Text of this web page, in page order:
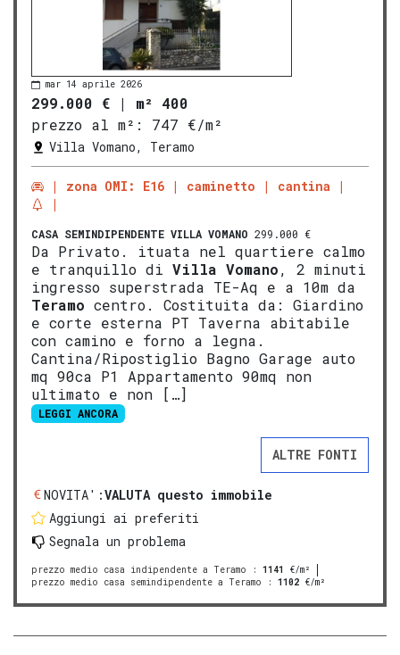
mar 14 aprile 2026
299.000 € | m² 400
prezzo al m²:
747 €/m²
Villa Vomano, Teramo
zona OMI: E16 caminetto cantina
CASA SEMINDIPENDENTE VILLA VOMANO 299.000 €
Da Privato. ituata nel quartiere calmo
e tranquillo di Villa Vomano, 2 minuti
ingresso superstrada TE-Aq e a 10m da
Teramo centro. Costituita da: Giardino
e corte esterna PT Taverna abitabile
con camino e forno a legna.
Cantina/Ripostiglio Bagno Garage auto
mq 90ca P1 Appartamento 90mq non
ultimato e non […]
LEGGI ANCORA
ALTRE FONTI
NOVITA':VALUTA questo immobile
Aggiungi ai preferiti
Segnala un problema
prezzo medio casa indipendente a Teramo : 1141
€/m²
prezzo medio casa semindipendente a Teramo : 1102 €/m²